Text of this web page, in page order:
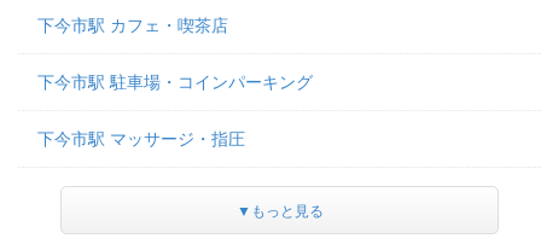
下今市駅 カフェ・喫茶店
下今市駅 駐車場・コインパーキング
下今市駅 マッサージ・指圧
▼もっと見る